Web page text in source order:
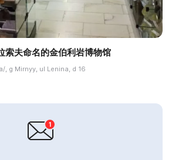
索夫命名的金伯利岩博物馆
, g Mirnyy, ul Lenina, d 16